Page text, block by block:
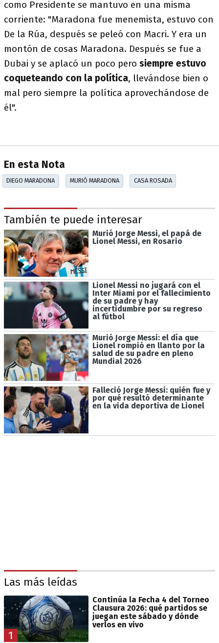
como Presidente se mantuvo en una misma
corriente: "Maradona fue menemista, estuvo con
De la Rúa, después se peleó con Macri. Y era un
montón de cosas Maradona. Después se fue a
Dubai y se aplacó un poco pero siempre estuvo
coqueteando con la política, llevándose bien o
mal pero siempre la política aprovechándose de
él".
En esta Nota
DIEGO MARADONA MURIÓ MARADONA CASA ROSADA
También te puede interesar
Murió Jorge Messi, el papá de
Lionel Messi, en Rosario
Lionel Messi no jugará con el
Inter Miami por el fallecimiento
de su padre y hay
incertidumbre por su regreso
al fútbol
Murió Jorge Messi: el día que
Lionel rompió en llanto por la
salud de su padre en pleno
Mundial 2026
Falleció Jorge Messi: quién fue y
por qué resultó determinante
en la vida deportiva de Lionel
Las más leídas
1
Continúa la Fecha 4 del Torneo
Clausura 2026: qué partidos se
juegan este sábado y dónde
verlos en vivo